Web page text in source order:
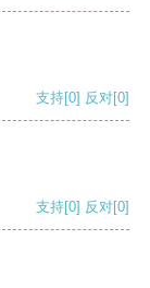
支持[0] 反对[0]
支持[0] 反对[0]